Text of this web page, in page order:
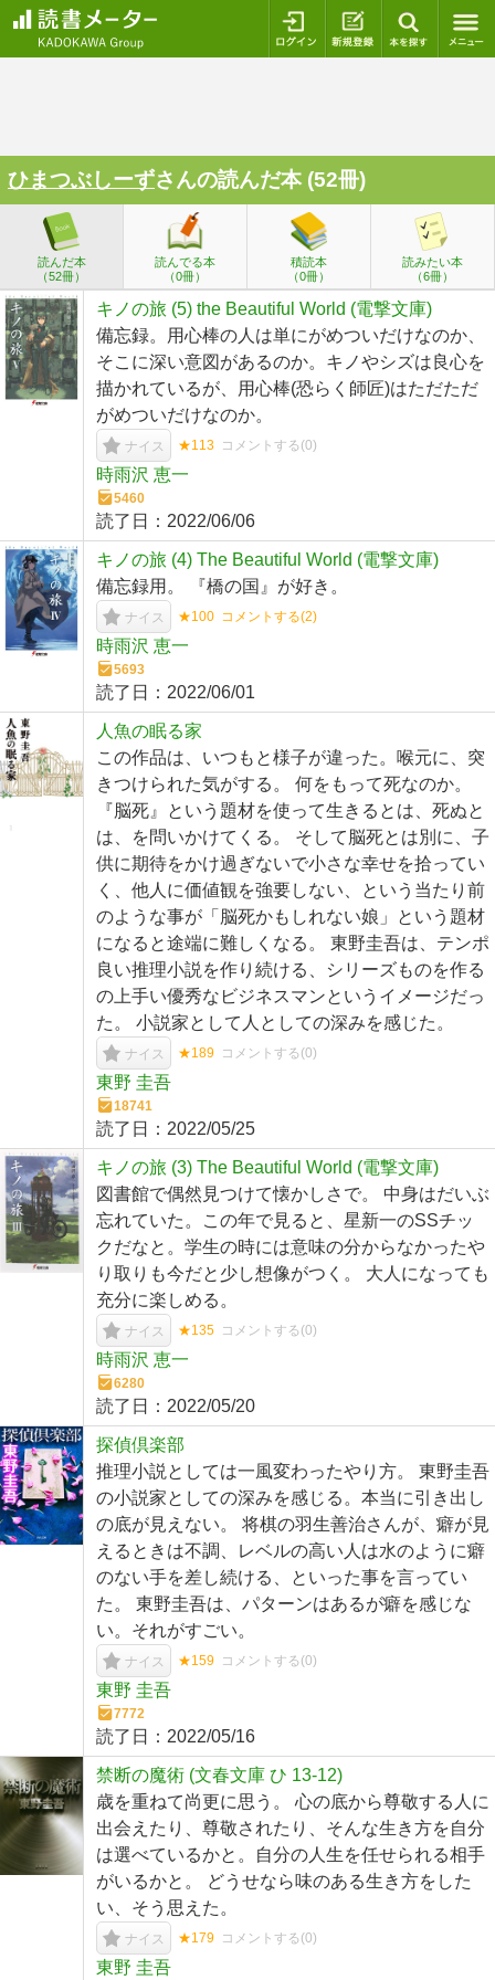
ログイン 新規登録
ひまつぶしーずさんの読んだ本 (52冊)
読んだ本
（52冊）
読んでる本
（0冊）
積読本
（0冊）
読みたい本
（6冊）
キノの旅 (5) the Beautiful World (電撃文庫)
備忘録。用心棒の人は単にがめついだけなのか、
そこに深い意図があるのか。キノやシズは良心を
描かれているが、用心棒(恐らく師匠)はただただ
がめついだけなのか。
ナイス ★113 コメントする(0)
時雨沢 恵一
5460
読了日： 2022/06/06
キノの旅 (4) The Beautiful World (電撃文庫)
備忘録用。 『橋の国』が好き。
ナイス ★100 コメントする(2)
時雨沢 恵一
5693
読了日： 2022/06/01
人魚の眠る家
この作品は、いつもと様子が違った。喉元に、突
きつけられた気がする。 何をもって死なのか。
『脳死』という題材を使って生きるとは、死ぬと
は、を問いかけてくる。 そして脳死とは別に、子
供に期待をかけ過ぎないで小さな幸せを拾ってい
く、他人に価値観を強要しない、という当たり前
のような事が「脳死かもしれない娘」という題材
になると途端に難しくなる。 東野圭吾は、テンポ
良い推理小説を作り続ける、シリーズものを作る
の上手い優秀なビジネスマンというイメージだっ
た。 小説家として人としての深みを感じた。
ナイス ★189 コメントする(0)
東野 圭吾
18741
読了日： 2022/05/25
キノの旅 (3) The Beautiful World (電撃文庫)
図書館で偶然見つけて懐かしさで。 中身はだいぶ
忘れていた。この年で見ると、星新一のSSチッ
クだなと。学生の時には意味の分からなかったや
り取りも今だと少し想像がつく。 大人になっても
充分に楽しめる。
ナイス ★135 コメントする(0)
時雨沢 恵一
6280
読了日： 2022/05/20
探偵倶楽部
推理小説としては一風変わったやり方。 東野圭吾
の小説家としての深みを感じる。本当に引き出し
の底が見えない。 将棋の羽生善治さんが、癖が見
えるときは不調、レベルの高い人は水のように癖
のない手を差し続ける、といった事を言ってい
た。 東野圭吾は、パターンはあるが癖を感じな
い。それがすごい。
ナイス ★159 コメントする(0)
東野 圭吾
7772
読了日： 2022/05/16
禁断の魔術 (文春文庫 ひ 13-12)
歳を重ねて尚更に思う。 心の底から尊敬する人に
出会えたり、尊敬されたり、そんな生き方を自分
は選べているかと。自分の人生を任せられる相手
がいるかと。 どうせなら味のある生き方をした
い、そう思えた。
ナイス ★179 コメントする(0)
東野 圭吾